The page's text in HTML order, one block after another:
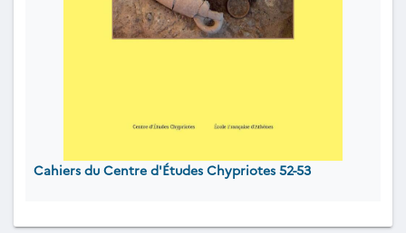
Cahiers du Centre d'Études Chypriotes 52-53